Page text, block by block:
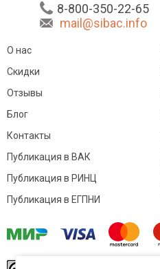
8-800-350-22-65
mail@sibac.info
О нас
Скидки
Отзывы
Блог
Контакты
Публикация в ВАК
Публикация в РИНЦ
Публикация в ЕГПНИ